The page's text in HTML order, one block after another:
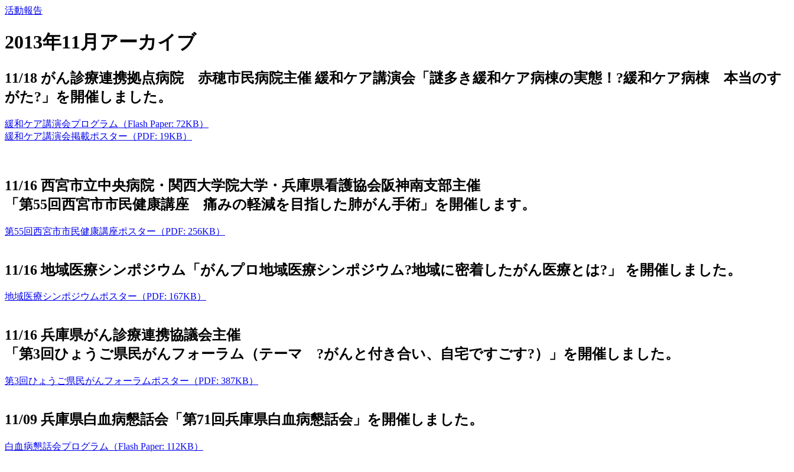
活動報告
2013年11月アーカイブ
11/18 がん診療連携拠点病院 赤穂市民病院主催 緩和ケア講演会「謎多き緩和ケア病棟の実態！?緩和ケア病棟 本当のす
がた?」を開催しました。
緩和ケア講演会プログラム（Flash Paper: 72KB）
緩和ケア講演会掲載ポスター（PDF: 19KB）
11/16 西宮市立中央病院・関西大学院大学・兵庫県看護協会阪神南支部主催
「第55回西宮市市民健康講座 痛みの軽減を目指した肺がん手術」を開催します。
第55回西宮市市民健康講座ポスター（PDF: 256KB）
11/16 地域医療シンポジウム「がんプロ地域医療シンポジウム?地域に密着したがん医療とは?」 を開催しました。
地域医療シンポジウムポスター（PDF: 167KB）
11/16 兵庫県がん診療連携協議会主催
「第3回ひょうご県民がんフォーラム（テーマ ?がんと付き合い、自宅ですごす?）」を開催しました。
第3回ひょうご県民がんフォーラムポスター（PDF: 387KB）
11/09 兵庫県白血病懇話会「第71回兵庫県白血病懇話会」を開催しました。
白血病懇話会プログラム（Flash Paper: 112KB）